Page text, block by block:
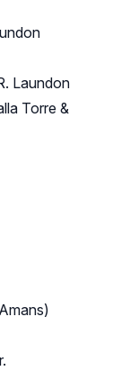
Laundon
Torre &